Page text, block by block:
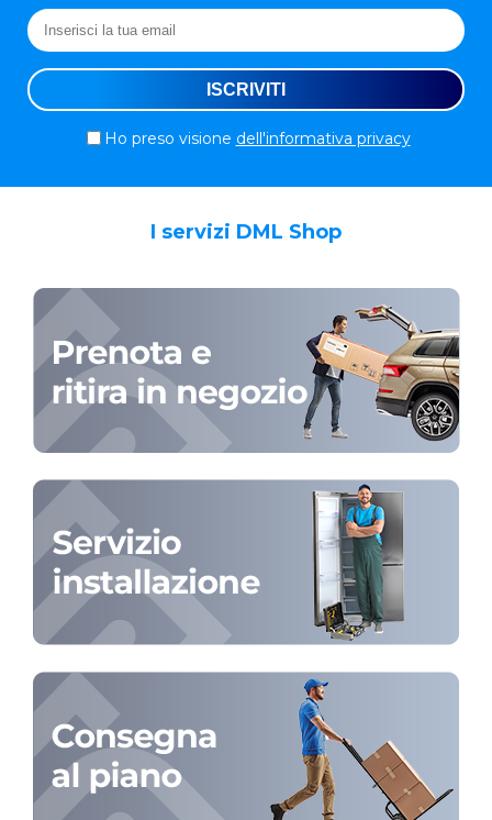
Ho preso visione dell'informativa privacy
I servizi DML Shop